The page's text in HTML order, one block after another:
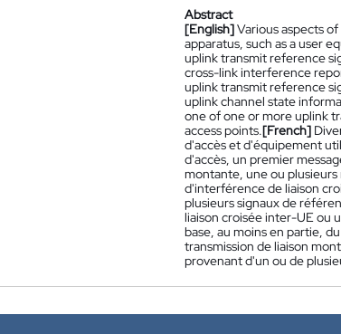
Abstract
[English]Various aspects
apparatus, such as a user
uplink transmit reference
cross-link interference
uplink transmit reference
uplink channel state
one of one or more uplink
access points.[French]
d'accès et d'équipement
d'accès, un premier
montante, une ou
d'interférence de liaison
plusieurs signaux de
liaison croisée inter-UE ou
base, au moins en partie,
transmission de liaison
provenant d'un ou de